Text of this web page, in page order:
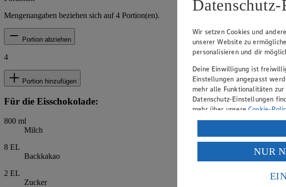
Mengenangaben beziehen sich auf4 Portion(en).
Portion abziehen
4
Portion hinzufügen
Für die Eisschokolade:
800 ml
Milch
8 EL
Backkakao
2 EL
Zucker
Wir setzen Cookies und
unserer Website zu
personalisieren und dir
Deine Einwilligung ist
Einstellungen angepasst
mehr alle Funktionalitäten
Datenschutz-Einstellungen
mehr über unsereCookie-
Verarbeitung deiner
Wenn du auf „Aktivieren“
ein, dass deine Daten in den
einem nach europäischen
Risiko eines Zugriffs durch
NUR